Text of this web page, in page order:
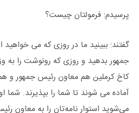
پرسیدم: فرمولتان چیست؟
گفتند: ببینید ما در روزی که می خواهید
جمهور بدهید و روزی که رونوشت را به
کاخ کرملین هم معاون رئیس جمهور و
آماده می شوند تا شما را بپذیرند. شما
می‌شوید استوار نامه‌تان را به معاون